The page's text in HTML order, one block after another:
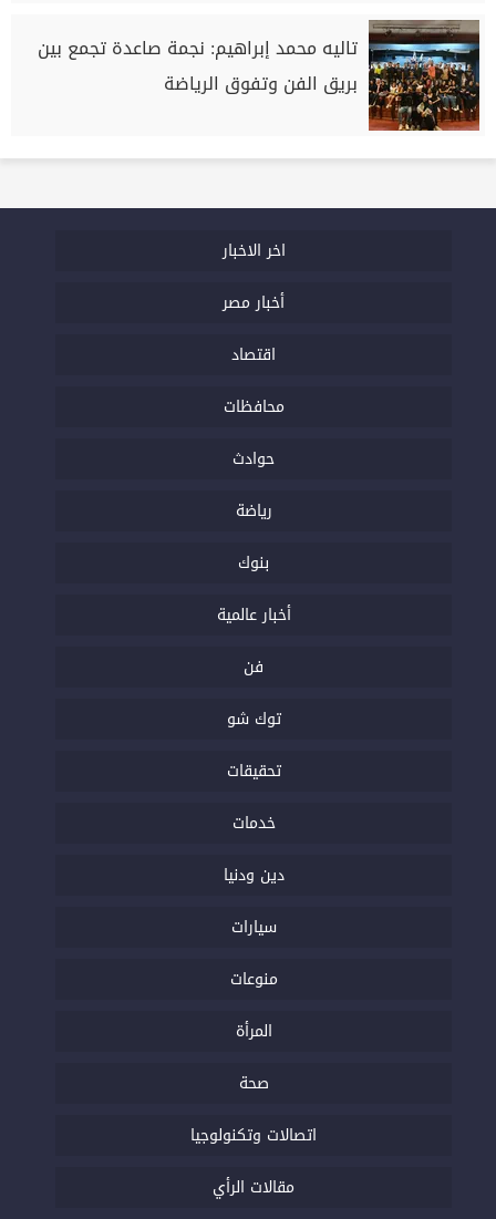
تاليه محمد إبراهيم: نجمة صاعدة تجمع بين
بريق الفن وتفوق الرياضة
اخر الاخبار
أخبار مصر
اقتصاد
محافظات
حوادث
رياضة
بنوك
أخبار عالمية
فن
توك شو
تحقيقات
خدمات
دين ودنيا
سيارات
منوعات
المرأة
صحة
اتصالات وتكنولوجيا
مقالات الرأي